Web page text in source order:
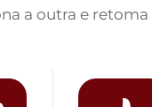
a outra e